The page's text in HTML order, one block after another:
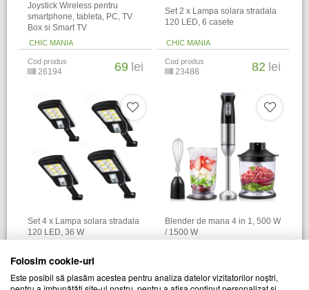
Joystick Wireless pentru
smartphone, tableta, PC, TV
Box si Smart TV
CHIC MANIA
Cod produs
26194 69 lei
Set 2 x Lampa solara stradala
120 LED, 6 casete
CHIC MANIA
Cod produs
23488 82 lei
Set 4 x Lampa solara stradala
120 LED, 36 W
23489 152 lei
Blender de mana 4 in 1, 500 W
/ 1500 W
27884 135 lei
Folosim cookie-uri
Este posibil să plasăm acestea pentru analiza datelor vizitatorilor noștri,